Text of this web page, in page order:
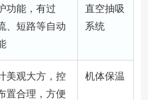
功能，有过
、短路等自动
直空抽吸
系统
美观大方，控
置合理，方便
机体保温